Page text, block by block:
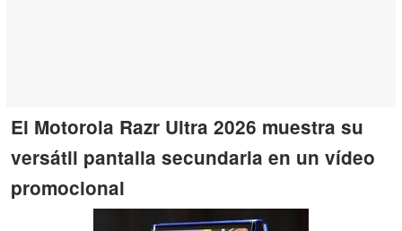
El Motorola Razr Ultra 2026 muestra su
versátil pantalla secundaria en un vídeo
promocional